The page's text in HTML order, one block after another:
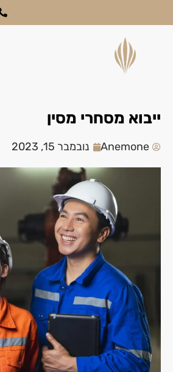
ייבוא מסחרי מסין
Anemone נובמבר 15, 2023